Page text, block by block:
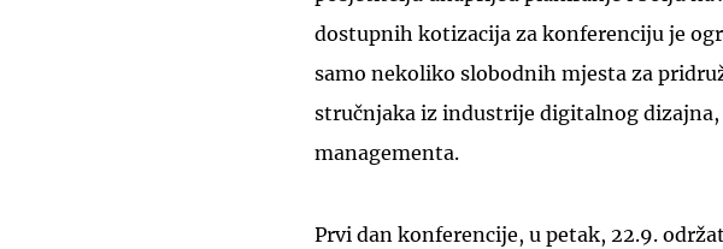
dostupnih kotizacija za konferenciju je
samo nekoliko slobodnih mjesta za
stručnjaka iz industrije digitalnog
managementa.
Prvi dan konferencije, u petak, 22.9.